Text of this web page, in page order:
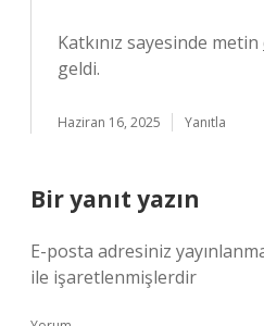
Katkınız sayesinde metin
geldi.
Haziran 16, 2025 Yanıtla
Bir yanıt yazın
E-posta adresiniz
ile işaretlenmişlerdir